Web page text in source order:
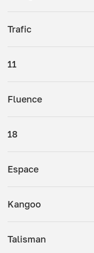
Trafic
11
Fluence
18
Espace
Kangoo
Talisman